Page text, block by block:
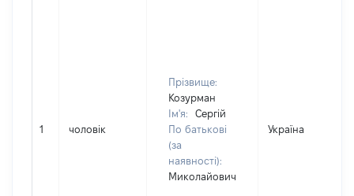
1 чоловік
Прізвище:
Козурман
Ім'я:
Сергій
По батькові
(за
наявності):
Миколайович
Україна